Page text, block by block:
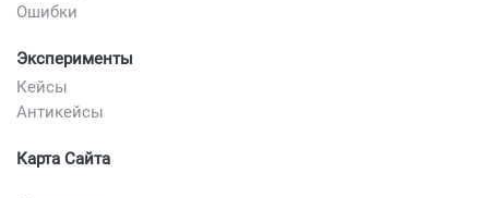
Ошибки
Эксперименты
Кейсы
Антикейсы
Карта Сайта